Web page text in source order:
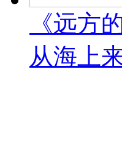
《远方
从海上